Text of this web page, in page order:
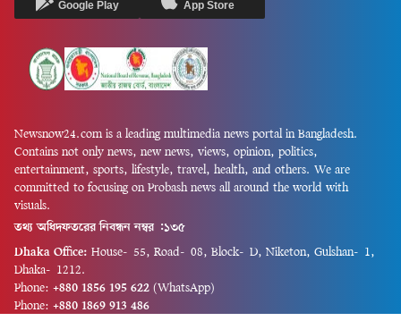
Google Play App Store
Newsnow24.com is a leading multimedia news portal in Bangladesh.
Contains not only news, new news, views, opinion, politics,
entertainment, sports, lifestyle, travel, health, and others. We are
committed to focusing on Probash news all around the world with
visuals.
তথ্য অধিদফতরের নিবন্ধন নম্বর :১৩৫
Dhaka Office: House-55, Road-08, Block-D, Niketon, Gulshan-1,
Dhaka-1212.
Phone: +880 1856 195 622 (WhatsApp)
Phone: +880 1869 913 486